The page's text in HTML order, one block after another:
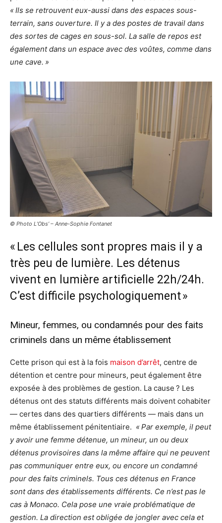
« Ils se retrouvent eux-aussi dans des espaces sous-
terrain, sans ouverture. Il y a des postes de travail dans
des sortes de cages en sous-sol. La salle de repos est
également dans un espace avec des voûtes, comme dans
une cave. »
© Photo L’Obs’ – Anne-Sophie Fontanet
« Les cellules sont propres mais il y a
très peu de lumière. Les détenus
vivent en lumière artificielle 22h/24h.
C’est difficile psychologiquement »
Mineur, femmes, ou condamnés pour des faits
criminels dans un même établissement
Cette prison qui est à la fois maison d’arrêt, centre de
détention et centre pour mineurs, peut également être
exposée à des problèmes de gestion. La cause ? Les
détenus ont des statuts différents mais doivent cohabiter
— certes dans des quartiers différents — mais dans un
même établissement pénitentiaire. « Par exemple, il peut
y avoir une femme détenue, un mineur, un ou deux
détenus provisoires dans la même affaire qui ne peuvent
pas communiquer entre eux, ou encore un condamné
pour des faits criminels. Tous ces détenus en France
sont dans des établissements différents. Ce n’est pas le
cas à Monaco. Cela pose une vraie problématique de
gestion. La direction est obligée de jongler avec cela et